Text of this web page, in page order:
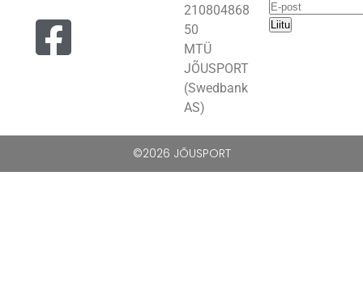
210804868
50
MTÜ
JÕUSPORT
(Swedbank
AS)
Liitu
©2026 JÕUSPORT